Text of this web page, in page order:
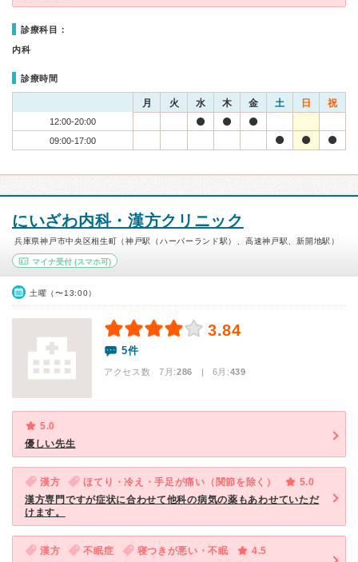
診療科目：
内科
診療時間
月 火 水 木 金 土 日 祝
12:00-20:00
09:00-17:00
にいざわ内科・漢方クリニック
兵庫県神戸市中央区相生町（神戸駅（ハーバーランド駅）、高速神戸駅、新開地駅）
マイナ受付 (スマホ可)
土曜（〜13:00）
3.84
5件
アクセス数 7月:286 | 6月:439
5.0
優しい先生
漢方 ほてり・冷え・手足が痛い（関節を除く）
5.0
漢方専門ですが症状に合わせて他科の病気の薬もあわせていただ
けます。
漢方 不眠症 寝つきが悪い・不眠
4.5